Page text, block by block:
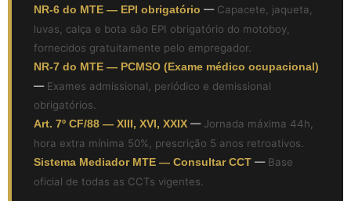
NR-6 do MTE — EPI obrigatório — Capacete, jaqueta,
luvas, calça e bota são EPI obrigatório do motoboy,
fornecidos gratuitamente pelo empregador.
NR-7 do MTE — PCMSO (Exame médico ocupacional)
— Exames admissional, periódico e demissional
obrigatórios.
Art. 7º CF/88 — XIII, XVI, XXIX — Jornada máxima 44h,
hora extra mínima 50%, prescrição 5 anos retroativos.
Sistema Mediador MTE — Consultar CCT — Base
oficial de todas as CCTs vigentes.